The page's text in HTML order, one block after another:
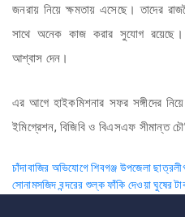
জনরায় নিয়ে ক্ষমতায় এসেছে। তাদের
সাথে অনেক কাজ করার সুযোগ রয়েছে।
আশ্বাস দেন।
এর আগে হাইকমিশনার সফর সঙ্গীদের
ইমিগ্রেশন, বিজিবি ও বিএসএফ সীমান্ত
Post
navigation
চাঁদাবাজির অভিযোগে শিবগঞ্জ উপজেলা
সোনামসজিদ বন্দরের শুল্ক ফাঁকি দেওয়া ঘুষের